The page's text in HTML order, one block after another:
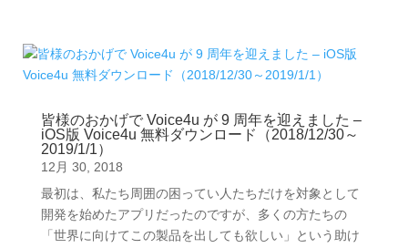
皆様のおかげで Voice4u が 9 周年を迎えました –
iOS版 Voice4u 無料ダウンロード（2018/12/30～
2019/1/1）
12月 30, 2018
最初は、私たち周囲の困ってい人たちだけを対象として
開発を始めたアプリだったのですが、多くの方たちの
「世界に向けてこの製品を出しても欲しい」という助け